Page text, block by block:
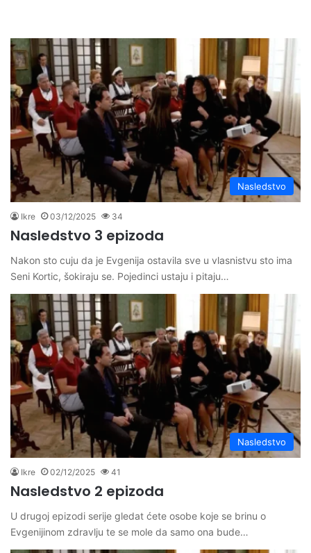
Nasledstvo
Ikre 03/12/2025 34
Nasledstvo 3 epizoda
Nakon sto cuju da je Evgenija ostavila sve u vlasnistvu sto ima
Seni Kortic, šokiraju se. Pojedinci ustaju i pitaju…
Nasledstvo
Ikre 02/12/2025 41
Nasledstvo 2 epizoda
U drugoj epizodi serije gledat ćete osobe koje se brinu o
Evgenijinom zdravlju te se mole da samo ona bude…